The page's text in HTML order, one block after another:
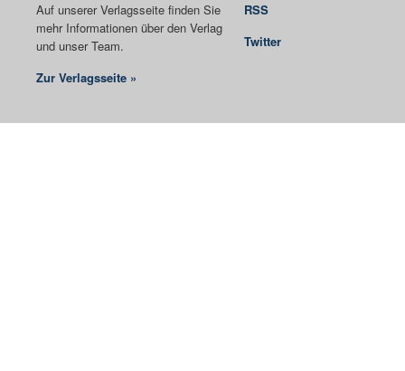
Auf unserer Verlagsseite finden Sie
mehr Informationen über den Verlag
und unser Team.
Zur Verlagsseite »
RSS
Twitter